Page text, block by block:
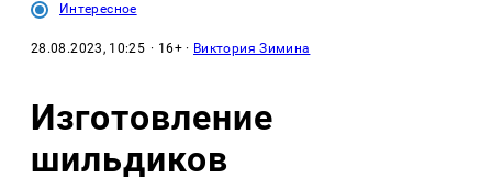
Интересное
28.08.2023, 10:25 · 16+ · Виктория Зимина
Изготовление
шильдиков